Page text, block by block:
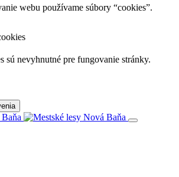
webu používame súbory “cookies”.
sú nevyhnutné pre fungovanie stránky.